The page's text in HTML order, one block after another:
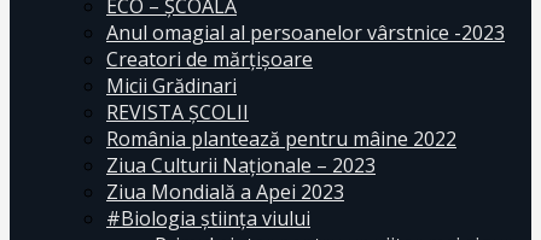
ECO – ŞCOALĂ
Anul omagial al persoanelor vârstnice -2023
Creatori de mărțișoare
Micii Grădinari
REVISTA ŞCOLII
România plantează pentru mâine 2022
Ziua Culturii Naționale – 2023
Ziua Mondială a Apei 2023
#Biologia știința viului